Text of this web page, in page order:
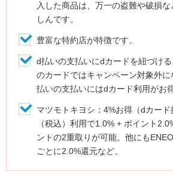
入した商品は、万一の盗難や破損
しんです。
豊富な特約店が特徴です。
d払いの支払いにdカードを紐づけ
のカードではキャンペーン対象外
払いの支払いにはdカード利用がお
マツモトキヨシ：4%お得（dカー
（税込）利用で1.0% + ポイント
ントの2重取りが可能。他にも
ごとに2.0%還元など。